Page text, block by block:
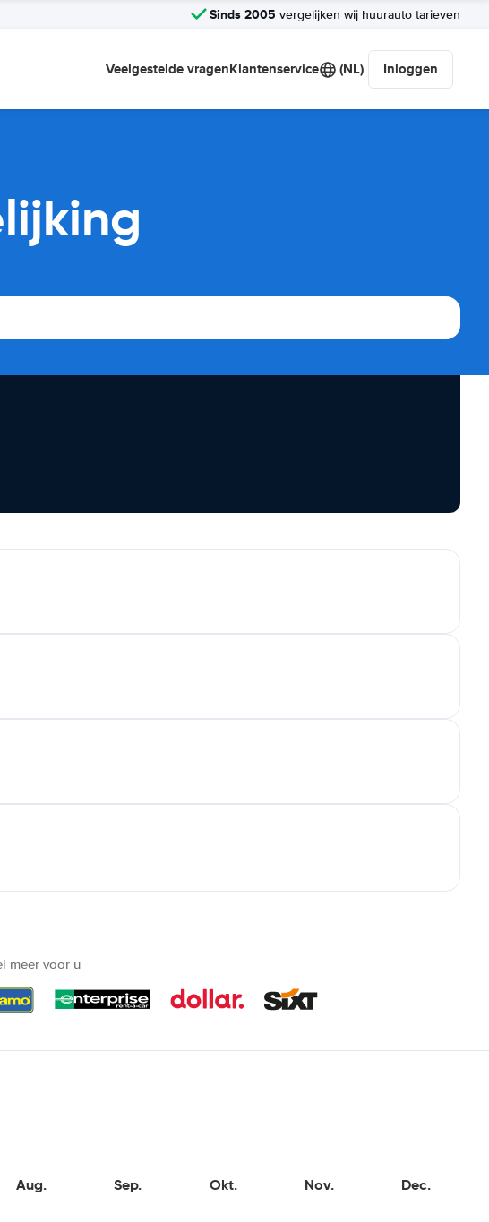
Sinds 2005 vergelijken wij huurauto tarieven
Veelgestelde vragenKlantenservice (NL) Inloggen
meer voor u
Aug. Sep. Okt. Nov. Dec.